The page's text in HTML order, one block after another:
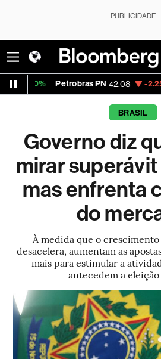
PUBLICIDADE
Petrobras PN 42.08 -2.25% Vale
BRASIL
Governo diz
mirar
mas enfrenta
do
À medida que o
desacelera, aumentam as
mais para estimular a
antecedem a